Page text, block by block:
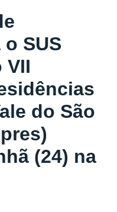
SUS
VII
do São
(24) na